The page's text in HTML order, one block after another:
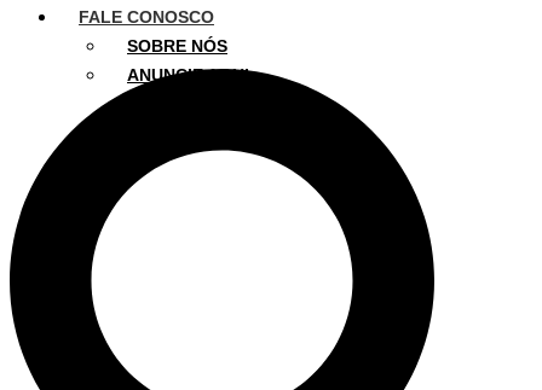
FALE CONOSCO
SOBRE NÓS
ANUNCIE AQUI